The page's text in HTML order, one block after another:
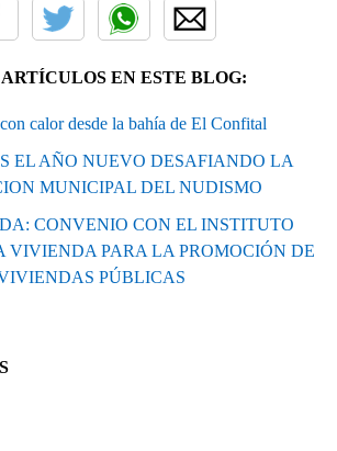
ARTÍCULOS EN ESTE BLOG:
calor desde la bahía de El Confital
EL AÑO NUEVO DESAFIANDO LA
MUNICIPAL DEL NUDISMO
CONVENIO CON EL INSTITUTO
VIVIENDA PARA LA PROMOCIÓN DE
PÚBLICAS